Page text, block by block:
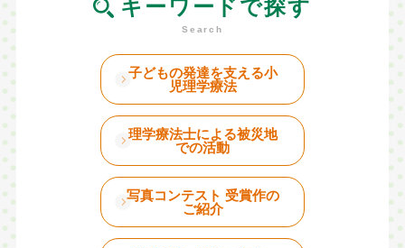
キーワードで探す
子どもの発達を支える小
児理学療法
理学療法士による被災地
での活動
写真コンテスト 受賞作の
ご紹介